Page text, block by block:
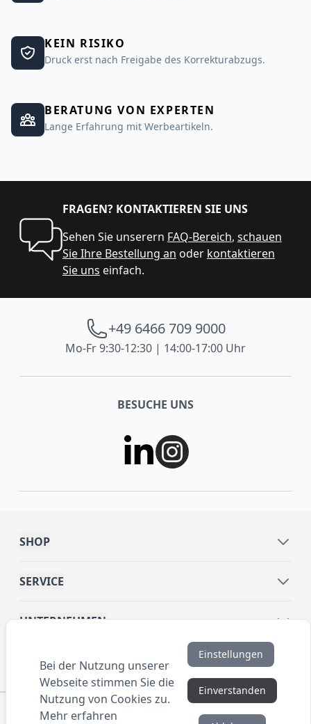
KEIN RISIKO
Druck erst nach Freigabe des Korrekturabzugs.
BERATUNG VON EXPERTEN
Lange Erfahrung mit Werbeartikeln.
FRAGEN? KONTAKTIEREN SIE UNS
Sehen Sie unserern FAQ-Bereich, schauen
Sie Ihre Bestellung an oder kontaktieren
Sie uns einfach.
+49 6466 709 9000
Mo-Fr 9:30-12:30 | 14:00-17:00 Uhr
BESUCHE UNS
SHOP
SERVICE
UNTERNEHMEN
INFORMATIONEN
© 2016 ANYBRAND.de. All Rights Reserved. Alle
Bei der Nutzung unserer
Webseite stimmen Sie die
Nutzung von Cookies zu.
Mehr erfahren
Einstellungen
Einverstanden